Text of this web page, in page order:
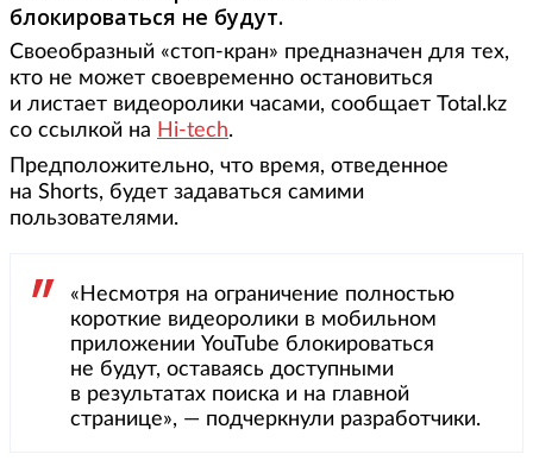
блокироваться не будут.
Своеобразный «стоп-кран» предназначен для тех,
кто не может своевременно остановиться
и листает видеоролики часами, сообщает Total.kz
со ссылкой на Hi-tech.
Предположительно, что время, отведенное
на Shorts, будет задаваться самими
пользователями.
«Несмотря на ограничение полностью
короткие видеоролики в мобильном
приложении YouTube блокироваться
не будут, оставаясь доступными
в результатах поиска и на главной
странице», — подчеркнули разработчики.